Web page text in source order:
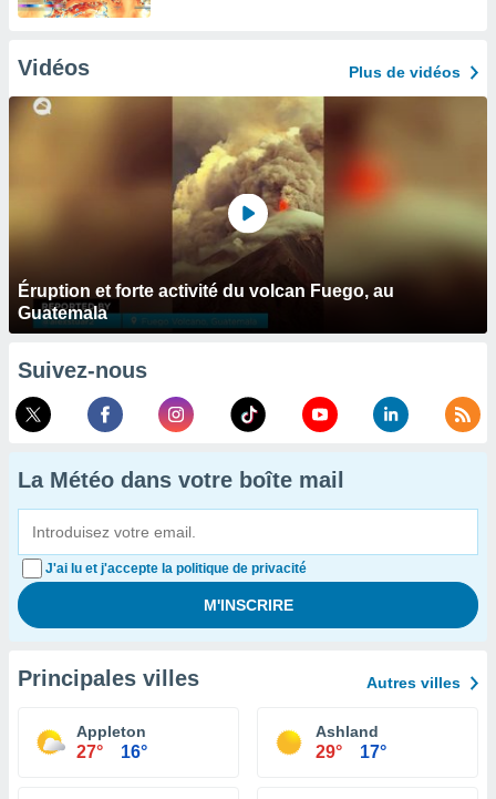
Vidéos Plus de vidéos
Éruption et forte activité du volcan Fuego, au
Guatemala
Suivez-nous
La Météo dans votre boîte mail
J'ai lu et j'accepte la politique de privacité
Principales villes Autres villes
Appleton
27° 16°
Ashland
29° 17°